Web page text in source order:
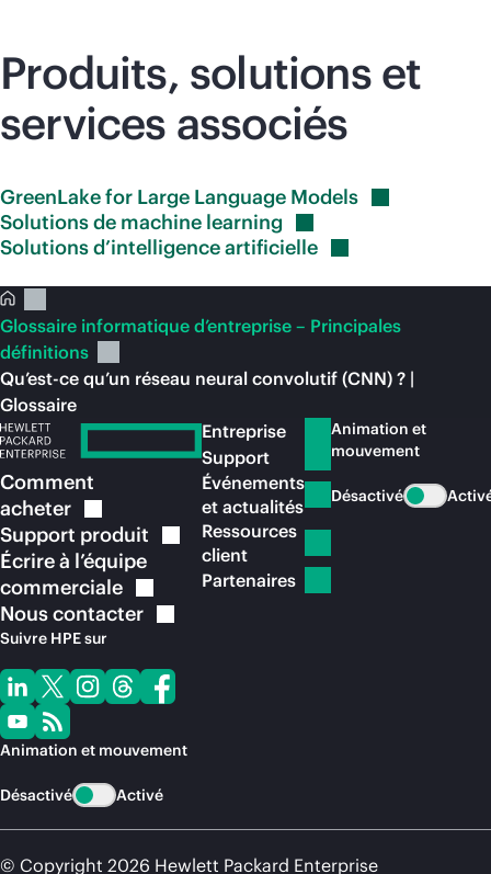
Produits, solutions et
services associés
GreenLake for Large Language Models
Solutions de machine learning
Solutions d’intelligenceartificielle
Glossaire informatique d’entreprise – Principales
définitions
Qu’est-ce qu’un réseau neural convolutif (CNN) ? |
Glossaire
Comment
acheter
Support produit
Écrire à l’équipe
commerciale
Nouscontacter
Suivre HPE sur
Animation et mouvement
Désactivé Activé
Entreprise
Support
Événements
et actualités
Ressources
client
Partenaires
Animation et
mouvement
Désactivé
© Copyright 2026 Hewlett Packard Enterprise